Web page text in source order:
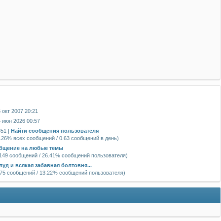
окт 2007 20:21
июн 2026 00:57
| Найти сообщения пользователя
всех сообщений / 0.63 сообщений в день)
на любые темы
сообщений / 26.41% сообщений пользователя)
и всякая забавная болтовня...
сообщений / 13.22% сообщений пользователя)